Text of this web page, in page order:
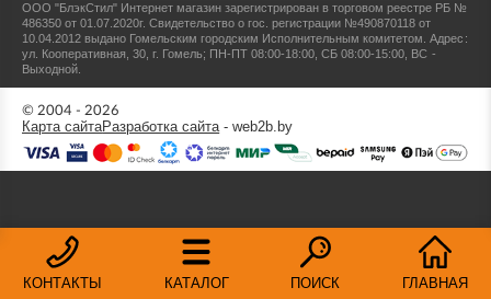
КОНТАКТЫ КАТАЛОГ ПОИСК ГЛАВНАЯ
ООО "БлэкСтил" Интернет магазин зарегистрирован в торговом реестре РБ №
486350 от 01.07.2020г.Свидетельство о гос. регистрации №490870118 от
10.04.2012 выдано Гомельским городским Исполнительным комитетом.Адрес:
ул. Кооперативная, 30, г. Гомель; ПН-ПТ 08:00-18:00, СБ 08:00-15:00, ВС -
Выходной.
© 2004 - 2026
Карта сайтаРазработка сайта- web2b.by